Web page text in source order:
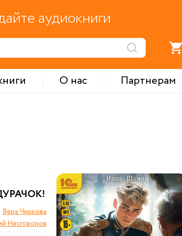
аудиокниги
О нас
Партнерам
Вера Чиркова
Несговоров